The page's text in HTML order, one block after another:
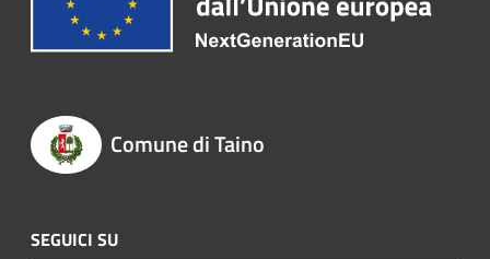
Comune di Taino
SEGUICI SU